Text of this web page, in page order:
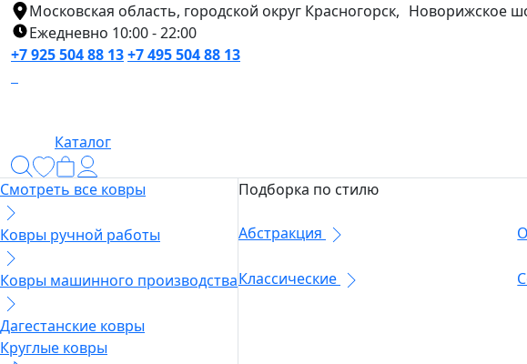
Московская область, городской округ Красногорск, Новорижское
Ежедневно 10:00 - 22:00
+7 925 504 88 13+7 495 504 88 13
Каталог
Смотреть все ковры
Ковры ручной работы
Ковры машинного производства
Дагестанские ковры
Круглые ковры
Подборка по стилю
Абстракция
Классические